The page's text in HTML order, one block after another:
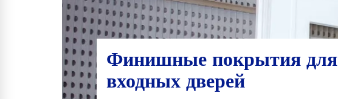
Финишные покрытия для
входных дверей